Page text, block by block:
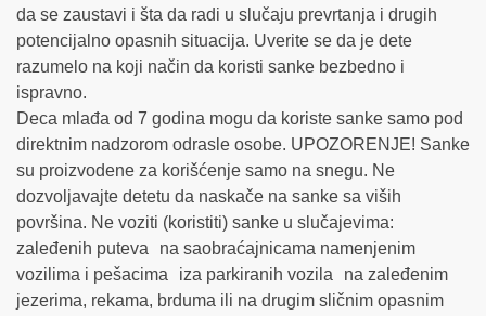
da se zaustavi i šta da radi u slučaju prevrtanja i drugih
potencijalno opasnih situacija. Uverite se da je dete
razumelo na koji način da koristi sanke bezbedno i
ispravno.
Deca mlađa od 7 godina mogu da koriste sanke samo pod
direktnim nadzorom odrasle osobe. UPOZORENJE! Sanke
su proizvodene za korišćenje samo na snegu. Ne
dozvoljavajte detetu da naskače na sanke sa viših
površina. Ne voziti (koristiti) sanke u slučajevima:
zaleđenih puteva na saobraćajnicama namenjenim
vozilima i pešacima iza parkiranih vozila na zaleđenim
jezerima, rekama, brduma ili na drugim sličnim opasnim